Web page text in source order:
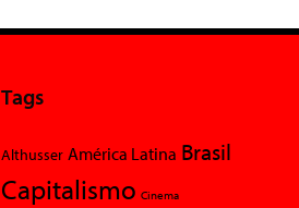
Tags
Althusser América Latina Brasil
Capitalismo Cinema